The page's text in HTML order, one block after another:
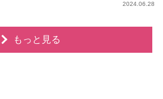
2024.06.28
もっと見る